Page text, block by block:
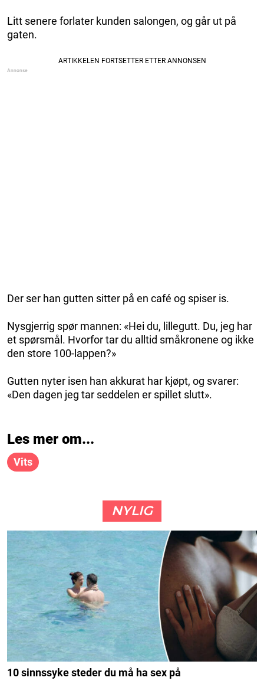
Litt senere forlater kunden salongen, og går ut på
gaten.
Der ser han gutten sitter på en café og spiser is.
Nysgjerrig spør mannen: «Hei du, lillegutt. Du, jeg har
et spørsmål. Hvorfor tar du alltid småkronene og ikke
den store 100-lappen?»
Gutten nyter isen han akkurat har kjøpt, og svarer:
«Den dagen jeg tar seddelen er spillet slutt».
Les mer om...
Vits
NYLIG
10 sinnssyke steder du må ha sex på